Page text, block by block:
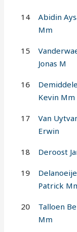
14
Abidin
Mm
15
Jonas M
16
Demiddele
Kevin Mm
17
Van
Erwin
18 Deroost
19
Delanoeije
Patrick
20
Talloen
Mm